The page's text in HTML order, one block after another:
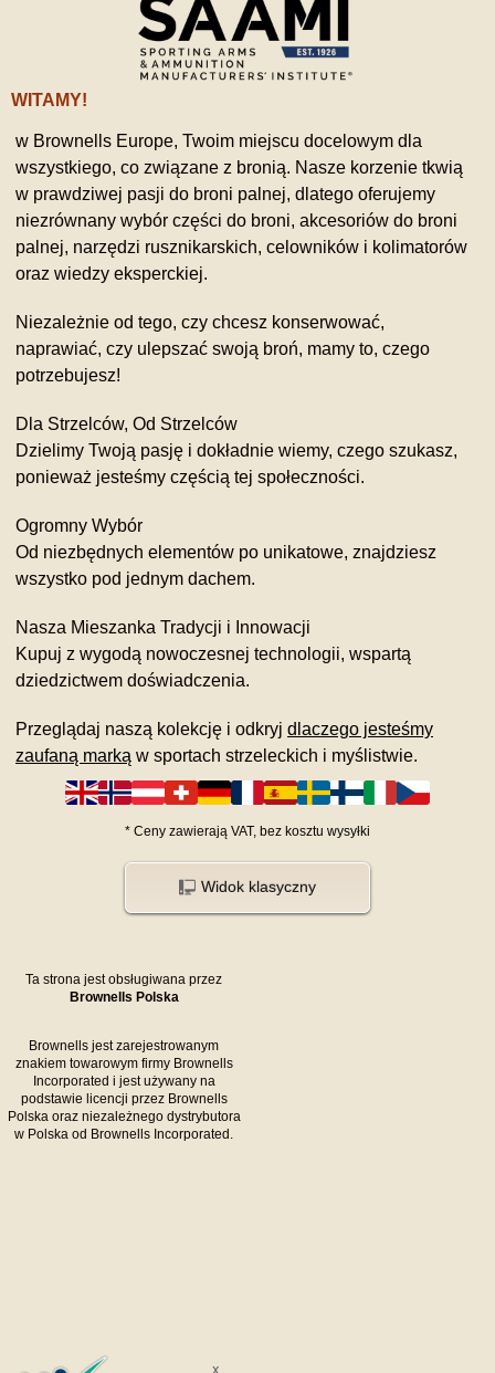
WITAMY!
w Brownells Europe, Twoim miejscu docelowym dla
wszystkiego, co związane z bronią. Nasze korzenie tkwią
w prawdziwej pasji do broni palnej, dlatego oferujemy
niezrównany wybór części do broni, akcesoriów do broni
palnej, narzędzi rusznikarskich, celowników i kolimatorów
oraz wiedzy eksperckiej.
Niezależnie od tego, czy chcesz konserwować,
naprawiać, czy ulepszać swoją broń, mamy to, czego
potrzebujesz!
Dla Strzelców, Od Strzelców
Dzielimy Twoją pasję i dokładnie wiemy, czego szukasz,
ponieważ jesteśmy częścią tej społeczności.
Ogromny Wybór
Od niezbędnych elementów po unikatowe, znajdziesz
wszystko pod jednym dachem.
Nasza Mieszanka Tradycji i Innowacji
Kupuj z wygodą nowoczesnej technologii, wspartą
dziedzictwem doświadczenia.
Przeglądaj naszą kolekcję i odkryj dlaczego jesteśmy
zaufaną marką w sportach strzeleckich i myślistwie.
* Ceny zawierają VAT, bez kosztu wysyłki
Widok klasyczny
Ta strona jest obsługiwana przez
Brownells Polska
Brownells jest zarejestrowanym
znakiem towarowym firmy Brownells
Incorporated i jest używany na
podstawie licencji przez Brownells
Polska oraz niezależnego dystrybutora
w Polska od Brownells Incorporated.